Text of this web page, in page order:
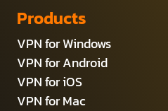
Products
VPN for Windows
VPN for Android
VPN for iOS
VPN for Mac